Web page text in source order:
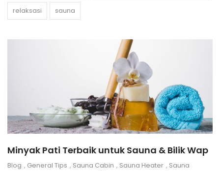
relaksasi sauna
Minyak Pati Terbaik untuk Sauna & Bilik Wap
Blog , General Tips , Sauna Cabin , Sauna Heater , Sauna